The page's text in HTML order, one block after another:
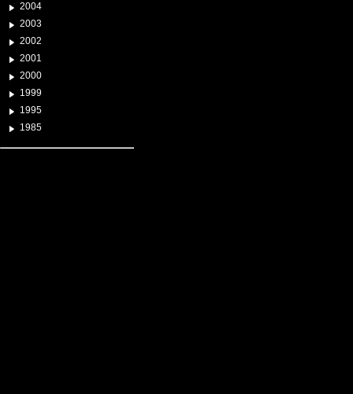
2004
2003
2002
2001
2000
1999
1995
1985